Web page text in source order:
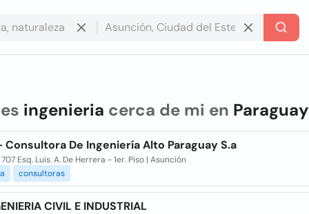
ingenieria cerca de mi en Paraguay
Consultora De Ingeniería Alto Paraguay S.a
Esq. Luis. A. De Herrera - 1er. Piso | Asunción
consultoras
CIVIL E INDUSTRIAL